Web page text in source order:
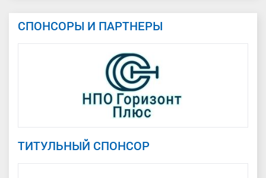
СПОНСОРЫ И ПАРТНЕРЫ
ТИТУЛЬНЫЙ СПОНСОР